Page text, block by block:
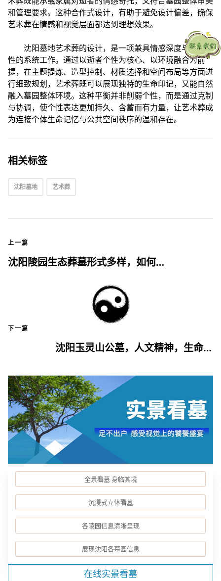
和管理要求。这种合作式设计，有助于避免设计偏差，确保
艺术葬在情感和视觉层面都达到理想效果。
沈阳墓地艺术葬的设计，是一项兼具情感深度与专业理
性的系统工作。通过以逝者个性为核心、以环境融合为前
提，在主题提炼、造型控制、材质选择和空间布局等方面进
行细致规划，艺术葬既可以展现独特的生命印记，又能自然
融入墓园整体环境。这种平衡并非削弱个性，而是通过克制
与协调，使个性表达更加持久、含蓄而有力量，让艺术葬成
为连接个体生命记忆与公共空间秩序的温和存在。
相关标签
沈阳墓地 艺术葬
上一篇
沈阳陵园生态葬墓形式多样，如何明智选择？
下一篇
沈阳玉灵山公墓，人文精神，生命价值的传承
全景看墓 身临其境
沉浸式立体看墓
各陵园信息清晰呈现
展现沈阳各墓园信息
在线实景看墓